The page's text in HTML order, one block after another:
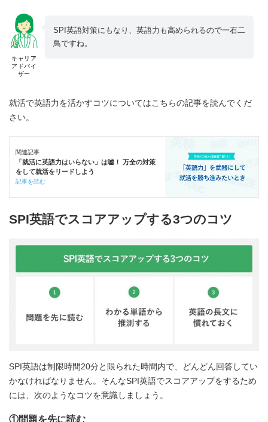
キャリア
アドバイ
ザー
SPI英語対策にもなり、英語力も高められるので一石二
鳥ですね。
就活で英語力を活かすコツについてはこちらの記事を読んでくだ
さい。
関連記事
「就活に英語力はいらない」は嘘！ 万全の対策
をして就活をリードしよう
記事を読む
SPI英語でスコアアップする3つのコツ
SPI英語は制限時間20分と限られた時間内で、どんどん回答してい
かなければなりません。そんなSPI英語でスコアアップをするため
には、次のようなコツを意識しましょう。
①問題を先に読む